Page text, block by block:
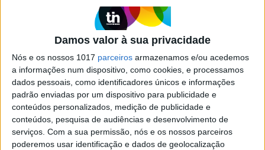
Damos valor à sua privacidade
Nós e os nossos 1017 parceiros armazenamos e/ou acedemos
a informações num dispositivo, como cookies, e processamos
dados pessoais, como identificadores únicos e informações
padrão enviadas por um dispositivo para publicidade e
conteúdos personalizados, medição de publicidade e
conteúdos, pesquisa de audiências e desenvolvimento de
serviços. Com a sua permissão, nós e os nossos parceiros
poderemos usar identificação e dados de geolocalização
EXCLUSIVO
O país da paz impossível? Até
quando terão os ucranianos de
cavar trincheiras
O rufar dos tambores bélicos parece estar a
diminuir, com a Rússia e o Ocidente a dizerem
que o diálogo ainda não se esgotou. Pelo meio, a
guerra híbrida e a diplomacia heavy metal
continuam